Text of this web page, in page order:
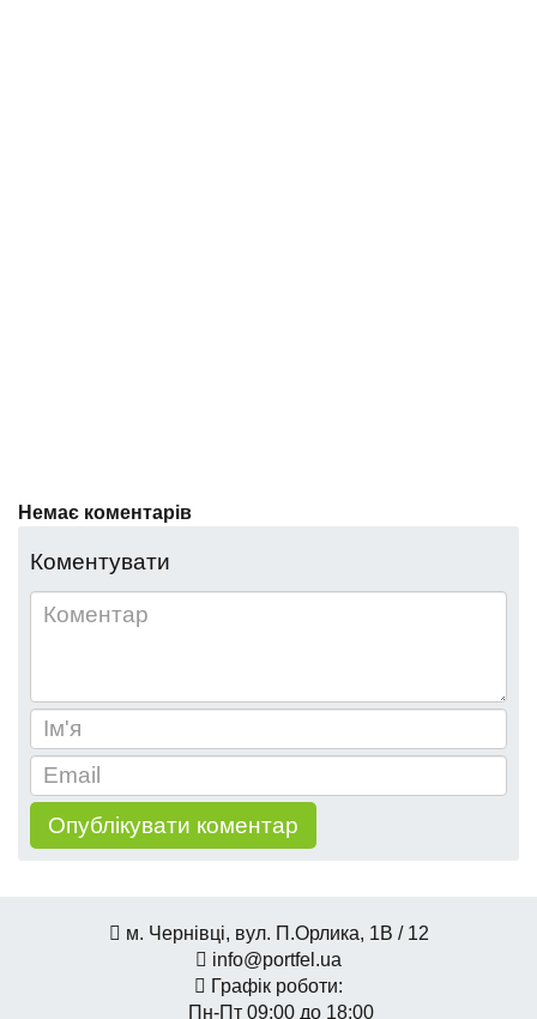
Немає коментарів
Коментувати
м. Чернівці, вул. П.Орлика, 1В / 12
info@portfel.ua
Графік роботи:
Пн-Пт 09:00 до 18:00